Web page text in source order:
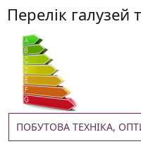
Перелік галузей
ПОБУТОВА ТЕХНІКА,